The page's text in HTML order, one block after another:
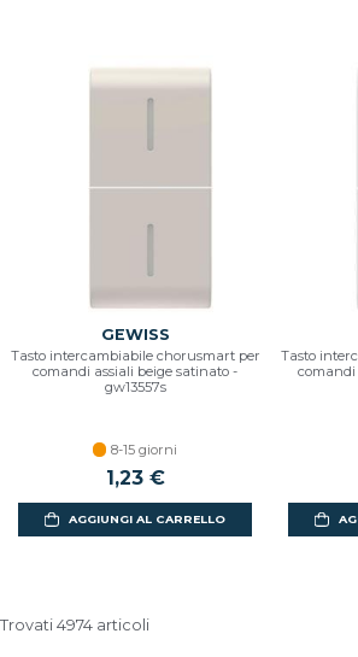
GEWISS
Tasto intercambiabile chorusmart per
comandi assiali beige satinato -
gw13557s
8-15 giorni
1,23 €
AGGIUNGI AL CARRELLO
Tasto
comandi
Trovati 4974 articoli